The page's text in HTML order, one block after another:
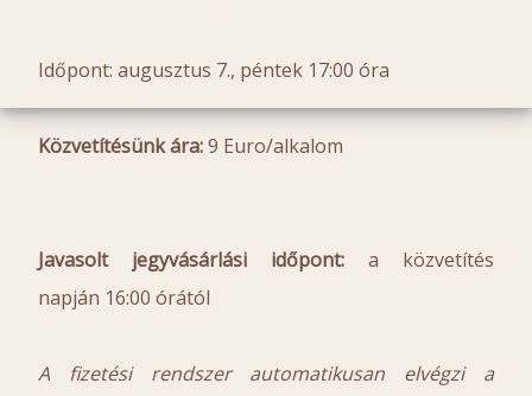
Időpont: augusztus 7., péntek 17:00 óra
Közvetítésünk ára:9 Euro/alkalom
Javasolt jegyvásárlási időpont: a közvetítés
napján 16:00 órától
A fizetési rendszer automatikusan elvégzi a